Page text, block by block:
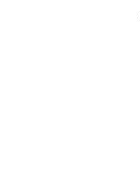
Перейти к основному